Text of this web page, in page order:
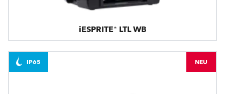
iESPRITE® LTL WB
IP65 NEU